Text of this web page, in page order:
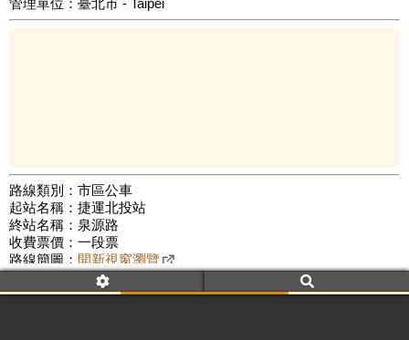
管理單位：臺北市 - Taipei
路線類別：市區公車
起站名稱：捷運北投站
終站名稱：泉源路
收費票價：一段票
路線簡圖： 開新視窗瀏覽
附屬名稱：小22
公車數量: 累計8890、上線7977